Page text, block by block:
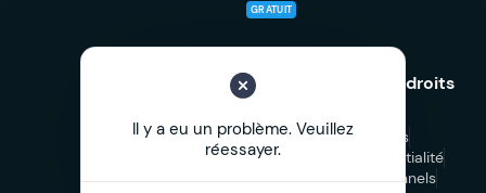
GRATUIT
© 2026 Ici7.fr Tous droits
Mentions légales
Politique de confidentialité
CGUCGV Professionnels
Il y a eu un problème. Veuillez
réessayer.